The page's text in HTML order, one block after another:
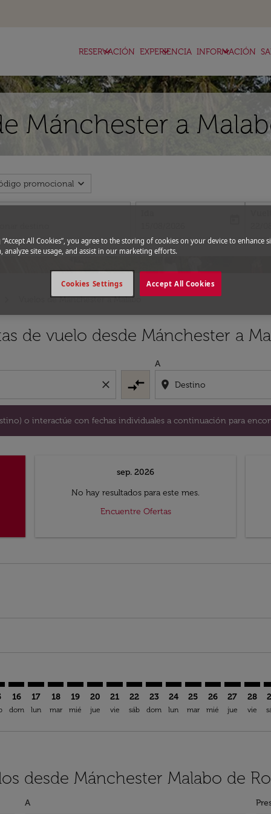
RESERVACIÓN
keyboard_arrow_down EXPERIENCIA
keyboard_arrow_down INFORMACIÓN
keyboard_arrow_down
Mánchester a
promocional expand_more
fc-
Vuelos de Mánchester a Malabo
de vuelo desde Mánchester a
close compare_arrows
A
location_on
o interactúe con fechas individuales a continuación para
destino) o interactúe con fechas individuales a
sep. 2026
No hay resultados para este mes.
Encuentre Ofertas
16
dom
17
lun
18
mar
MAN–SSG: cmp-view-offers-disclaimer.
19
mié
MAN–SSG: cmp-view-offers-disclaimer.
20
jue
MAN–SSG: cmp-view-offers-
21
vie
MAN–SSG: cmp-view-offers-
22
sáb
MAN–SSG: cmp-view-
23
dom
MAN–SSG: cmp-
24
lun
MAN–SSG: cmp-
25
mar
MAN–SSG:
26
mié
27
jue
28
vie
desde Mánchester Malabo de
A
“Accept All Cookies”, you agree to the storing of cookies on your device to enhance
analyze site usage, and assist in our marketing efforts.
Accept All Cookies
Cookies Settings